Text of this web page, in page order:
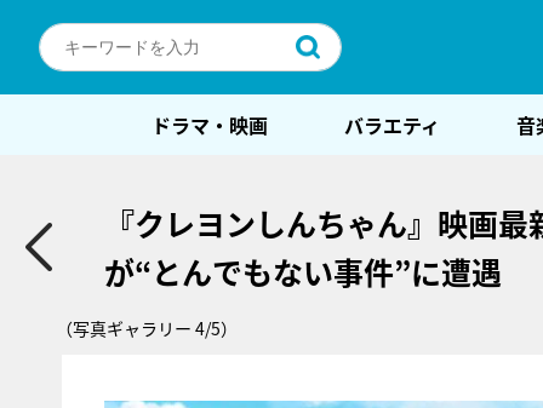
ドラマ・映画 バラエティ 音
『クレヨンしんちゃん』映画
が“とんでもない事件”に遭遇
（写真ギャラリー 4/5）